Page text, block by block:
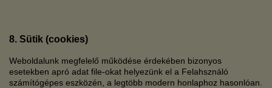
8. Sütik (cookies)
Weboldalunk megfelelő működése érdekében bizonyos
esetekben apró adat file-okat helyezünk el a Felahsználó
számítógépes eszközén, a legtöbb modern honlaphoz hasonlóan.